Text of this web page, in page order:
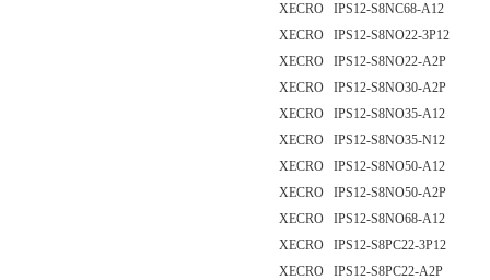
XECRO IPS12-S8NC68-A12
XECRO IPS12-S8NO22-3P12
XECRO IPS12-S8NO22-A2P
XECRO IPS12-S8NO30-A2P
XECRO IPS12-S8NO35-A12
XECRO IPS12-S8NO35-N12
XECRO IPS12-S8NO50-A12
XECRO IPS12-S8NO50-A2P
XECRO IPS12-S8NO68-A12
XECRO IPS12-S8PC22-3P12
XECRO IPS12-S8PC22-A2P